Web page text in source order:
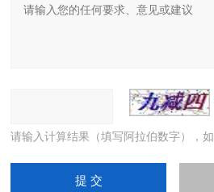
请输入计算结果（填写阿拉伯数字），